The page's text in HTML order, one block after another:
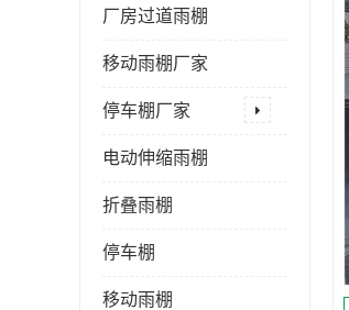
厂房过道雨棚
移动雨棚厂家
停车棚厂家
电动伸缩雨棚
折叠雨棚
停车棚
移动雨棚